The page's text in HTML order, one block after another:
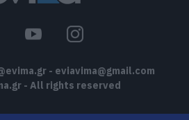
- eviavima@gmail.com
- All rights reserved